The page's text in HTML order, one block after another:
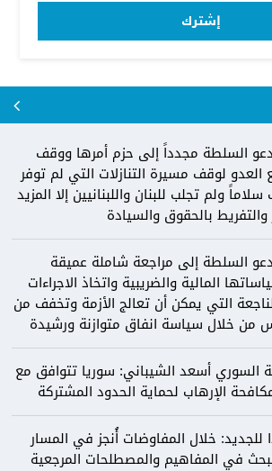
إشترك
السلطة مجدداً إلى حزم أمرها ووقف
لوقف مسيرة التنازلات التي لم توفر
ولم تجلب للبنان واللبنانيين إلا المزيد
بالحقوق والسيادة
السلطة إلى مراجعة شاملة عميقة
المالية والضريبية واتخاذ الاجراءات
التي يمكن أن تعالج الأزمة وتخفف من
من خلال سياسة انفاق متوازنة ورشيدة
السوري أسعد الشيباني: سوريا تتوافق مع
الإرهاب لحماية الحدود المشتركة
للجديد: خلال المفاوضات أُنجز في المسار
في المفاهيم والمصطلحات المرجعية